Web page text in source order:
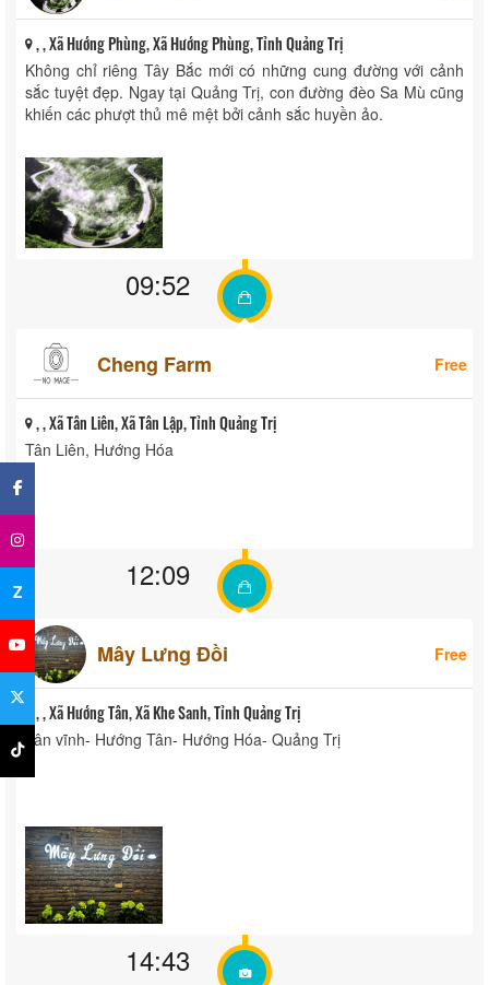
, , Xã Hướng Phùng, Xã Hướng Phùng, Tỉnh Quảng Trị
Không chỉ riêng Tây Bắc mới có những cung đường với cảnh
sắc tuyệt đẹp. Ngay tại Quảng Trị, con đường đèo Sa Mù cũng
khiến các phượt thủ mê mệt bởi cảnh sắc huyền ảo.
09:52
Cheng Farm Free
, , Xã Tân Liên, Xã Tân Lập, Tỉnh Quảng Trị
Tân Liên, Hướng Hóa
12:09
Mây Lưng Đồi Free
, , Xã Hướng Tân, Xã Khe Sanh, Tỉnh Quảng Trị
Tân vĩnh- Hướng Tân- Hướng Hóa- Quảng Trị
14:43
×
Z